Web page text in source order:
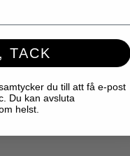
TACK
du till att få e-post
Du kan avsluta
helst.